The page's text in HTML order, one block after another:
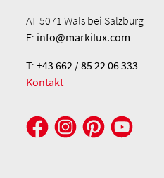
AT-5071 Wals bei Salzburg
E: info@markilux.com
T:+43 662 / 85 22 06 333
Kontakt